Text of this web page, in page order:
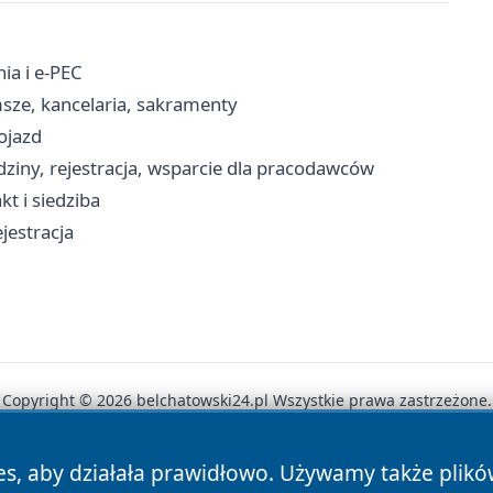
i e-PEC
kancelaria, sakramenty
rejestracja, wsparcie dla pracodawców
i siedziba
aby działała prawidłowo. Używamy także
Copyright © 2026 belchatowski24.pl Wszystkie prawa zastrzeżone.
Autorzy Polityka Prywatności Polityka